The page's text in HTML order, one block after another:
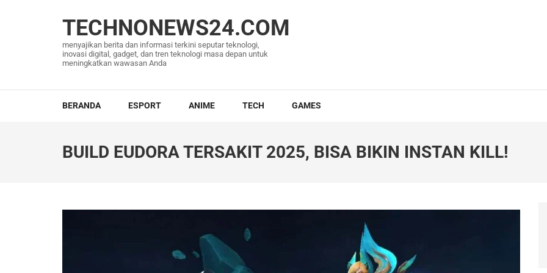
TECHNONEWS24.COM
menyajikan berita dan informasi terkini seputar teknologi,
inovasi digital, gadget, dan tren teknologi masa depan untuk
meningkatkan wawasan Anda
BERANDA ESPORT ANIME TECH GAMES
BUILD EUDORA TERSAKIT 2025, BISA BIKIN INSTAN KILL!